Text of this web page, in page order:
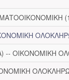
-- ΟΙΚΟΝΟΜΙΚΗ